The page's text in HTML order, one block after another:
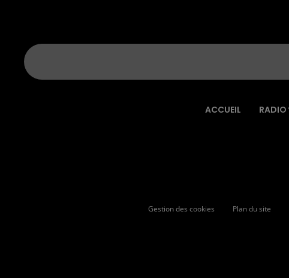
ACCUEIL RADIO
Gestion des cookies Plan du site